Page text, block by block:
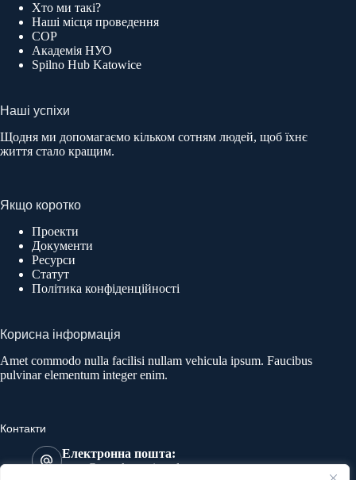
Хто ми такі?
Наші місця проведення
COP
Академія НУО
Spilno Hub Katowice
Наші успіхи
Щодня ми допомагаємо кільком сотням людей, щоб їхнє
життя стало кращим.
Якщо коротко
Проекти
Документи
Ресурси
Статут
Політика конфіденційності
Корисна інформація
Amet commodo nulla facilisi nullam vehicula ipsum. Faucibus
pulvinar elementum integer enim.
Контакти
Електронна пошта:
most@mostkatowice.pl